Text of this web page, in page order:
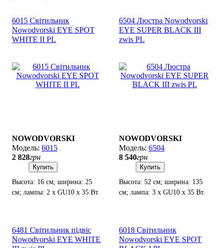
6015 Світильник
Nowodvorski EYE SPOT
WHITE II PL
NOWODVORSKI
6015
2 828грн
Купить
Высота: 16 см; ширина: 25
см; лампы: 2 x GU10 х 35 Вт.
6504 Люстра Nowodvorski
EYE SUPER BLACK III
zwis PL
NOWODVORSKI
6504
8 540грн
Купить
Высота: 52 см; ширина: 135
см; лампа: 3 х GU10 х 35 Вт.
6481 Світильник підвіс
Nowodvorski EYE WHITE
6018 Світильник
Nowodvorski EYE SPOT